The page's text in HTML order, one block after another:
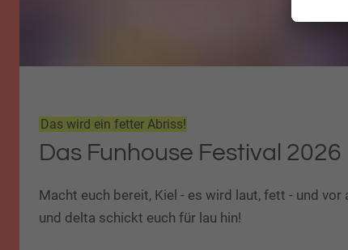
Das wird ein fetter Abriss!
Das Funhouse Festival 2026
Macht euch bereit, Kiel - es wird laut, fett - und
und delta schickt euch für lau hin!